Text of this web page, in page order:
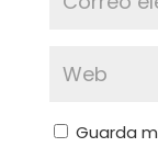
Guarda